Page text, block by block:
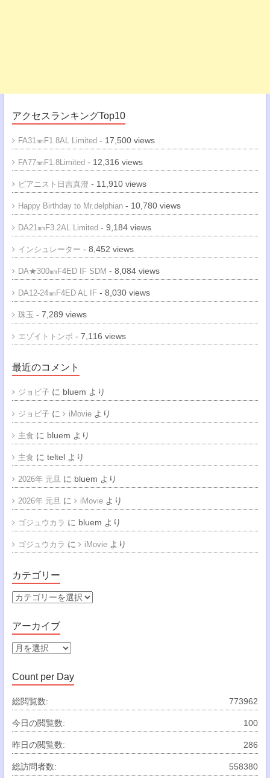
アクセスランキングTop10
FA31㎜F1.8AL Limited- 17,500 views
FA77㎜F1.8Limited- 12,316 views
ピアニスト日吉真澄 - 11,910 views
Happy Birthday to Mr.delphian- 10,780 views
DA21㎜F3.2AL Limited- 9,184 views
インシュレーター - 8,452 views
DA★300㎜F4ED IF SDM - 8,084 views
DA12-24㎜F4ED AL IF- 8,030 views
珠玉 - 7,289 views
エゾイトトンボ - 7,116 views
最近のコメント
ジョビ子 に bluem より
ジョビ子 に iMovieより
主食 に bluem より
主食 に teltelより
2026年 元旦 に bluem より
2026年 元旦 に iMovieより
ゴジュウカラ に bluem より
ゴジュウカラ に iMovieより
カテゴリー
カ
ゴ
リ
ー
アーカイブ
ア
カ
イ
ブ
Count per Day
773962
総閲覧数:
100
今日の閲覧数:
286
昨日の閲覧数:
558380
総訪問者数: